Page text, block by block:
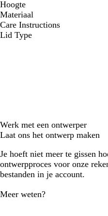
Hoogte
Materiaal
Care Instructions
Lid Type
Werk met een ontwerper
Laat ons het ontwerp maken
Je hoeft niet meer te gissen
ontwerpproces voor onze
bestanden in je account.
Meer weten?